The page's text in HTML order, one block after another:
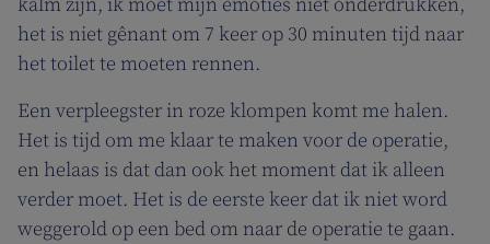
kalm zijn, ik moet mijn emoties niet onderdrukken,
het is niet gênant om 7 keer op 30 minuten tijd naar
het toilet te moeten rennen.
Een verpleegster in roze klompen komt me halen.
Het is tijd om me klaar te maken voor de operatie,
en helaas is dat dan ook het moment dat ik alleen
verder moet. Het is de eerste keer dat ik niet word
weggerold op een bed om naar de operatie te gaan.